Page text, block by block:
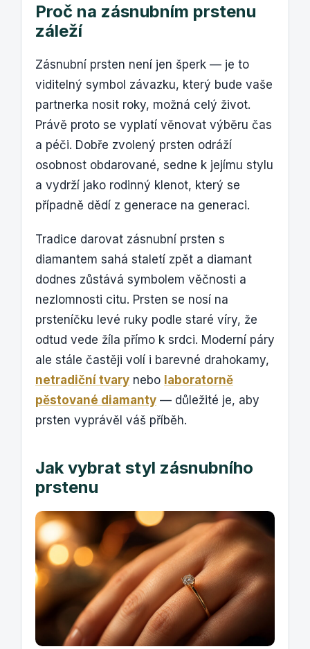
Proč na zásnubním prstenu
záleží
Zásnubní prsten není jen šperk — je to
viditelný symbol závazku, který bude vaše
partnerka nosit roky, možná celý život.
Právě proto se vyplatí věnovat výběru čas
a péči. Dobře zvolený prsten odráží
osobnost obdarované, sedne k jejímu stylu
a vydrží jako rodinný klenot, který se
případně dědí z generace na generaci.
Tradice darovat zásnubní prsten s
diamantem sahá staletí zpět a diamant
dodnes zůstává symbolem věčnosti a
nezlomnosti citu. Prsten se nosí na
prsteníčku levé ruky podle staré víry, že
odtud vede žíla přímo k srdci. Moderní páry
ale stále častěji volí i barevné drahokamy,
netradiční tvary nebo laboratorně
pěstované diamanty — důležité je, aby
prsten vyprávěl váš příběh.
Jak vybrat styl zásnubního
prstenu